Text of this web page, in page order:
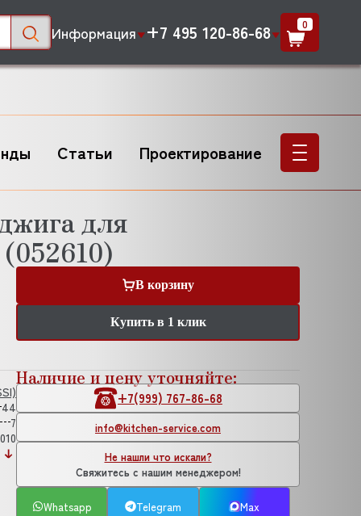
Информация +7 495 120-86-68 0
Статьи Проектирование
для
В корзину
Купить в 1 клик
44
7
Наличие и цену уточняйте:
+7(999) 767-86-68
info@kitchen-service.com
Не нашли что искали?
Свяжитесь с нашим менеджером!
Whatsapp Telegram Max